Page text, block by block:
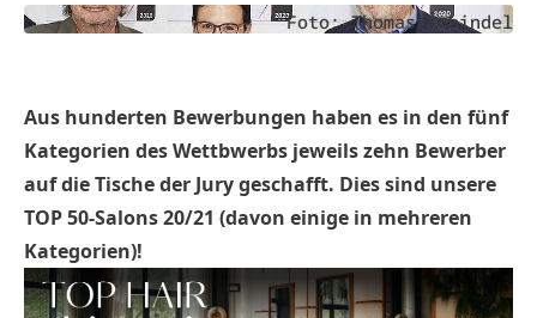
Foto: Thomas Schindel
Aus hunderten Bewerbungen haben es in den fünf
Kategorien des Wettbwerbs jeweils zehn Bewerber
auf die Tische der Jury geschafft. Dies sind unsere
TOP 50-Salons 20/21 (davon einige in mehreren
Kategorien)!